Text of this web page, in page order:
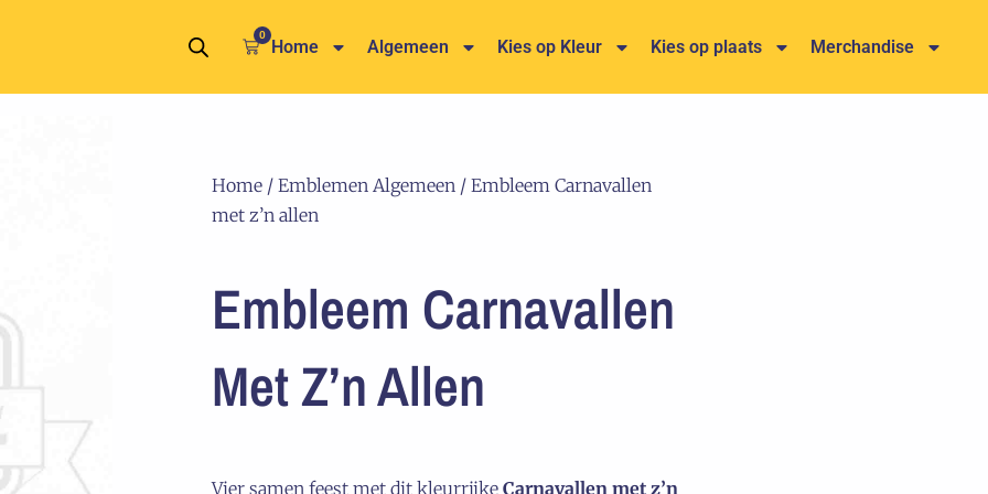
0
Winkelwagen
Home Algemeen Kies op Kleur Kies op plaats Merchandise
Home / Emblemen Algemeen / Embleem Carnavallen
met z’n allen
Embleem Carnavallen
Met Z’n Allen
Vier samen feest met dit kleurrijke Carnavallen met z’n